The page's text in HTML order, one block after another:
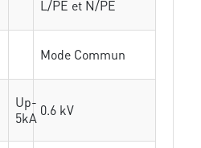
L/PE et N/PE
Mode Commun
Up-
5kA 0.6 kV